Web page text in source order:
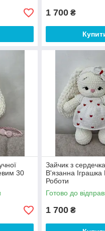
1 700 ₴
30
Зайчик з
В'язанна Іграшка
Роботи
Готово до
1 700 ₴